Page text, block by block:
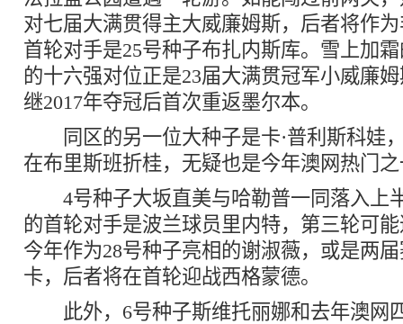
对七届大满贯得主大威廉姆斯，后者将作
首轮对手是25号种子布扎内斯库。雪上加
的十六强对位正是23届大满贯冠军小威廉
继2017年夺冠后首次重返墨尔本。
同区的另一位大种子是卡·普利斯科娃
在布里斯班折桂，无疑也是今年澳网热门
4号种子大坂直美与哈勒普一同落入上
的首轮对手是波兰球员里内特，第三轮可
今年作为28号种子亮相的谢淑薇，或是两
卡，后者将在首轮迎战西格蒙德。
此外，6号种子斯维托丽娜和去年澳网